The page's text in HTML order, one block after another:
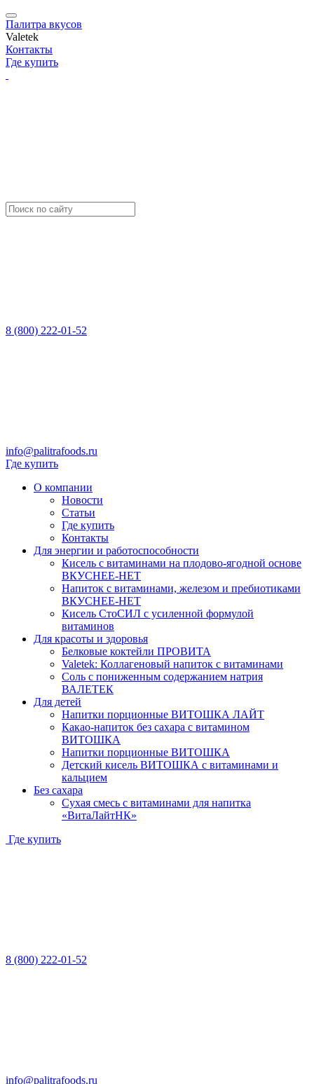
Палитра вкусов
Valetek
Контакты
Где купить
8 (800) 222-01-52
info@palitrafoods.ru
Где купить
О компании
Новости
Статьи
Где купить
Контакты
Для энергии и работоспособности
Кисель с витаминами на плодово-ягодной основе
ВКУСНЕЕ-НЕТ
Напиток с витаминами, железом и пребиотиками
ВКУСНЕЕ-НЕТ
Кисель СтоСИЛ с усиленной формулой
витаминов
Для красоты и здоровья
Белковые коктейли ПРОВИТА
Valetek: Коллагеновый напиток с витаминами
Соль с пониженным содержанием натрия
ВАЛЕТЕК
Для детей
Напитки порционные ВИТОШКА ЛАЙТ
Какао-напиток без сахара с витамином
ВИТОШКА
Напитки порционные ВИТОШКА
Детский кисель ВИТОШКА с витаминами и
кальцием
Без сахара
Сухая смесь с витаминами для напитка
«ВитаЛайтНК»
Где купить
8 (800) 222-01-52
info@palitrafoods.ru